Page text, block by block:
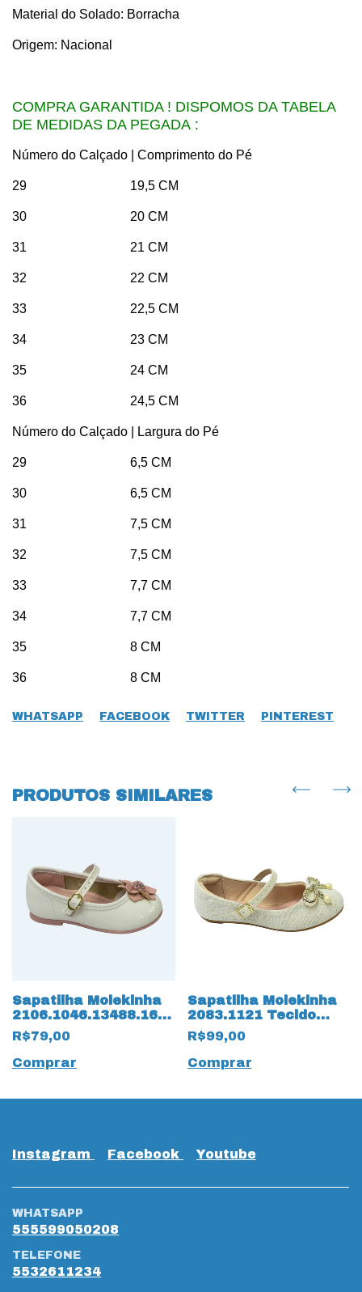
Material do Solado: Borracha
Origem: Nacional
COMPRA GARANTIDA ! DISPOMOS DA TABELA
DE MEDIDAS DA PEGADA :
Número do Calçado | Comprimento do Pé
29 19,5 CM
30 20 CM
31 21 CM
32 22 CM
33 22,5 CM
34 23 CM
35 24 CM
36 24,5 CM
Número do Calçado | Largura do Pé
29 6,5 CM
30 6,5 CM
31 7,5 CM
32 7,5 CM
33 7,7 CM
34 7,7 CM
35 8 CM
36 8 CM
WHATSAPP FACEBOOK TWITTER PINTEREST
PRODUTOS SIMILARES
Sapatilha Molekinha
2106.1046.13488.16072
Verniz Premium
15841 Branco
R$79,00
Comprar
Sapatilha Molekinha
2083.1121 Tecido
Paris Glam Off White
R$99,00
Comprar
Instagram Facebook Youtube
WHATSAPP
555599050208
TELEFONE
5532611234